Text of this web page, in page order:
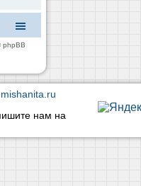
phpBB
mishanita.ru
нам на